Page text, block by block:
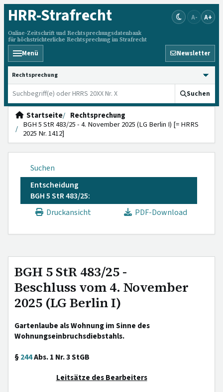
HRR-Strafrecht
Online-Zeitschrift und Rechtsprechungsdatenbank
für höchstrichterliche Rechtsprechung im Strafrecht
A- A+
Menü Newsletter
HRRS durchsuchen
Suchen
Startseite
Rechtsprechung
BGH 5 StR 483/25 - 4. November 2025 (LG Berlin I) [= HRRS
2025 Nr. 1412]
Suchen
Entscheidung
BGH 5 StR 483/25:
Druckansicht
PDF-Download
BGH 5 StR 483/25 -
Beschluss vom 4. November
2025 (LG Berlin I)
Gartenlaube als Wohnung im Sinne des
Wohnungseinbruchsdiebstahls.
§244Abs. 1 Nr. 3 StGB
Leitsätze des Bearbeiters